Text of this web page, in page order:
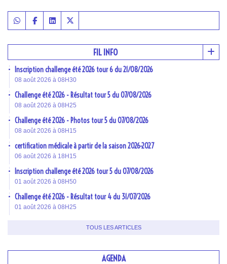
FIL INFO
Inscription challenge été 2026 tour 6 du 21/08/2026
08 août 2026 à 08H30
Challenge été 2026 - Résultat tour 5 du 07/08/2026
08 août 2026 à 08H25
Challenge été 2026 - Photos tour 5 du 07/08/2026
08 août 2026 à 08H15
certification médicale à partir de la saison 2026-2027
06 août 2026 à 18H15
Inscription challenge été 2026 tour 5 du 07/08/2026
01 août 2026 à 08H50
Challenge été 2026 - Résultat tour 4 du 31/07/2026
01 août 2026 à 08H25
TOUS LES ARTICLES
AGENDA